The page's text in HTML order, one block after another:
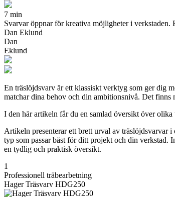
7 min
Svarvar öppnar för kreativa möjligheter i verkstaden.
Dan Eklund
Dan
Eklund
En träslöjdsvarv är ett klassiskt verktyg som ger dig
matchar dina behov och din ambitionsnivå. Det
I den här artikeln får du en samlad översikt över
Artikeln presenterar ett brett urval av träslöjdsvarvar
typ som passar bäst för ditt projekt och din verkstad.
en tydlig och praktisk översikt.
1
Professionell träbearbetning
Hager Träsvarv HDG250